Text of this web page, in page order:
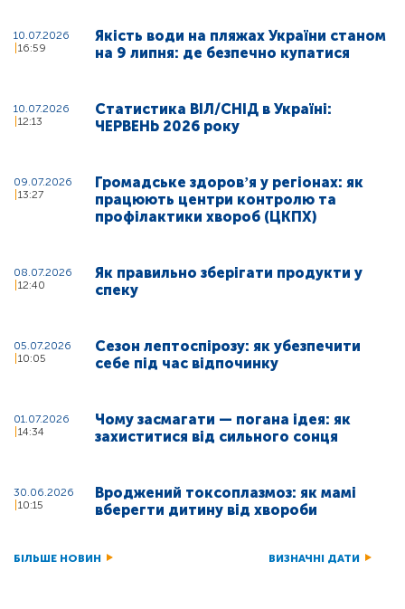
10.07.2026
16:59
Якість води на пляжах України станом
на 9 липня: де безпечно купатися
10.07.2026
12:13
Статистика ВІЛ/СНІД в Україні:
ЧЕРВЕНЬ 2026 року
09.07.2026
13:27
Громадське здоровʼя у регіонах: як
працюють центри контролю та
профілактики хвороб (ЦКПХ)
08.07.2026
12:40
Як правильно зберігати продукти у
спеку
05.07.2026
10:05
Сезон лептоспірозу: як убезпечити
себе під час відпочинку
01.07.2026
14:34
Чому засмагати — погана ідея: як
захиститися від сильного сонця
30.06.2026
10:15
Вроджений токсоплазмоз: як мамі
вберегти дитину від хвороби
БІЛЬШЕ НОВИН ВИЗНАЧНІ ДАТИ